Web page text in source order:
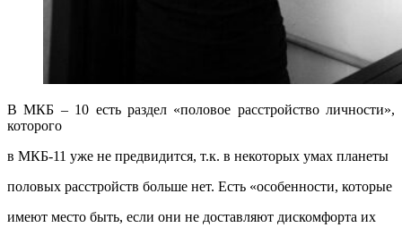
В МКБ – 10 есть раздел «половое расстройство личности»,
которого
в МКБ-11 уже не предвидится, т.к. в некоторых умах планеты
половых расстройств больше нет. Есть «особенности, которые
имеют место быть, если они не доставляют дискомфорта их